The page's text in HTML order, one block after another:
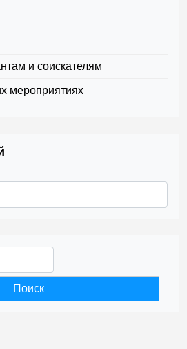
и соискателям
мероприятиях